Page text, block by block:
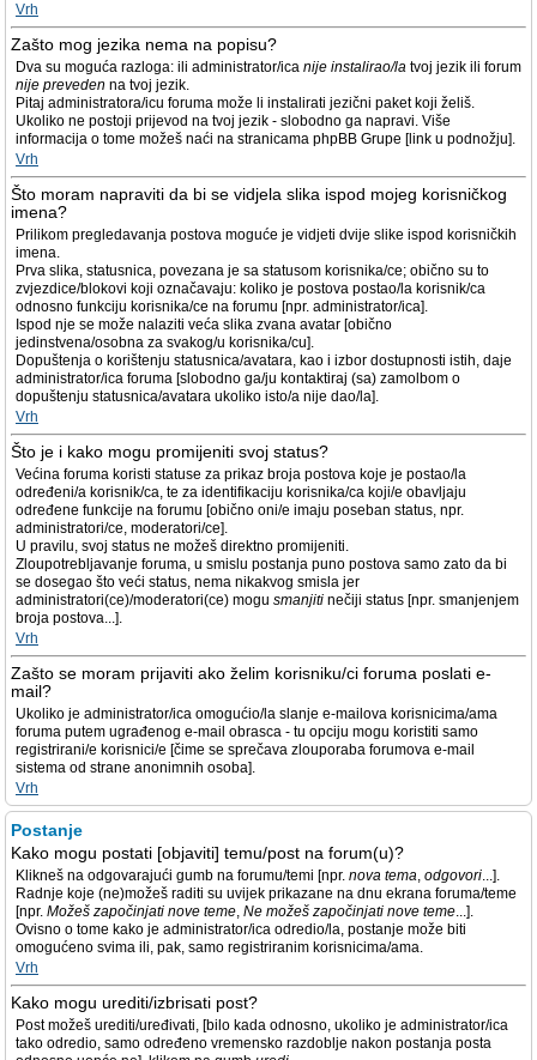
Vrh
Zašto mog jezika nema na popisu?
Dva su moguća razloga: ili administrator/ica nije instalirao/la tvoj jezik ili forum
nije preveden na tvoj jezik.
Pitaj administratora/icu foruma može li instalirati jezični paket koji želiš.
Ukoliko ne postoji prijevod na tvoj jezik - slobodno ga napravi. Više
informacija o tome možeš naći na stranicama phpBB Grupe [link u podnožju].
Vrh
Što moram napraviti da bi se vidjela slika ispod mojeg korisničkog
imena?
Prilikom pregledavanja postova moguće je vidjeti dvije slike ispod korisničkih
imena.
Prva slika, statusnica, povezana je sa statusom korisnika/ce; obično su to
zvjezdice/blokovi koji označavaju: koliko je postova postao/la korisnik/ca
odnosno funkciju korisnika/ce na forumu [npr. administrator/ica].
Ispod nje se može nalaziti veća slika zvana avatar [obično
jedinstvena/osobna za svakog/u korisnika/cu].
Dopuštenja o korištenju statusnica/avatara, kao i izbor dostupnosti istih, daje
administrator/ica foruma [slobodno ga/ju kontaktiraj (sa) zamolbom o
dopuštenju statusnica/avatara ukoliko isto/a nije dao/la].
Vrh
Što je i kako mogu promijeniti svoj status?
Većina foruma koristi statuse za prikaz broja postova koje je postao/la
određeni/a korisnik/ca, te za identifikaciju korisnika/ca koji/e obavljaju
određene funkcije na forumu [obično oni/e imaju poseban status, npr.
administratori/ce, moderatori/ce].
U pravilu, svoj status ne možeš direktno promijeniti.
Zloupotrebljavanje foruma, u smislu postanja puno postova samo zato da bi
se dosegao što veći status, nema nikakvog smisla jer
administratori(ce)/moderatori(ce) mogu smanjiti nečiji status [npr. smanjenjem
broja postova...].
Vrh
Zašto se moram prijaviti ako želim korisniku/ci foruma poslati e-
mail?
Ukoliko je administrator/ica omogućio/la slanje e-mailova korisnicima/ama
foruma putem ugrađenog e-mail obrasca - tu opciju mogu koristiti samo
registrirani/e korisnici/e [čime se sprečava zlouporaba forumova e-mail
sistema od strane anonimnih osoba].
Vrh
Postanje
Kako mogu postati [objaviti] temu/post na forum(u)?
Klikneš na odgovarajući gumb na forumu/temi [npr. nova tema, odgovori...].
Radnje koje (ne)možeš raditi su uvijek prikazane na dnu ekrana foruma/teme
[npr. Možeš započinjati nove teme, Ne možeš započinjati nove teme...].
Ovisno o tome kako je administrator/ica odredio/la, postanje može biti
omogućeno svima ili, pak, samo registriranim korisnicima/ama.
Vrh
Kako mogu urediti/izbrisati post?
Post možeš urediti/uređivati, [bilo kada odnosno, ukoliko je administrator/ica
tako odredio, samo određeno vremensko razdoblje nakon postanja posta